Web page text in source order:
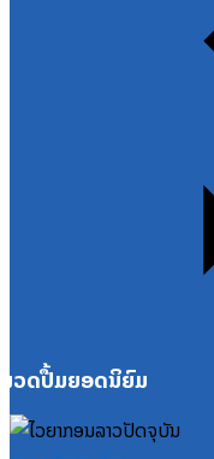
ດປື້ມຍອດນິຍົມ